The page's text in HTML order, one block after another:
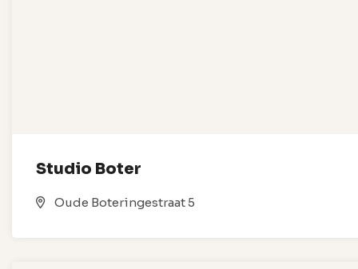
Studio Boter
Oude Boteringestraat 5